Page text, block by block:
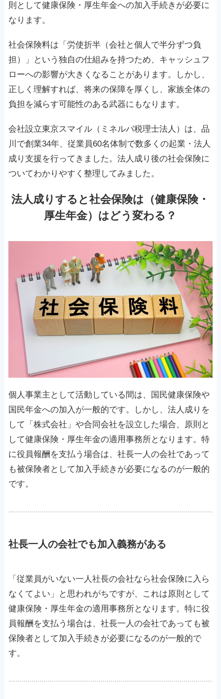
則として健康保険・厚生年金への加入手続きが必要に
なります。
社会保険料は「労使折半（会社と個人で半分ずつ負
担）」という独自の仕組みを持つため、キャッシュフ
ローへの影響が大きくなることがあります。しかし、
正しく理解すれば、将来の保障を厚くし、家族全体の
負担を減らす可能性のある武器にもなります。
会社設立東京スマイル（ミネルバ税理士法人）は、品
川で創業34年、従業員60名体制で数多くの起業・法人
成り支援を行ってきました。法人成り後の社会保険に
ついてわかりやすく整理してみました。
法人成りすると社会保険は（健康保険・
厚生年金）はどう変わる？
個人事業主として活動している間は、国民健康保険や
国民年金への加入が一般的です。しかし、法人成りを
して「株式会社」や合同会社を設立した場合、原則と
して健康保険・厚生年金の適用事務所となります。特
に役員報酬を支払う場合は、社長一人の会社であって
も被保険者として加入手続きが必要になるのが一般的
です。
社長一人の会社でも加入義務がある
「従業員がいない一人社長の会社なら社会保険に入ら
なくてよい」と思われがちですが、これは原則として
健康保険・厚生年金の適用事務所となります。特に役
員報酬を支払う場合は、社長一人の会社であっても被
保険者として加入手続きが必要になるのが一般的で
す。